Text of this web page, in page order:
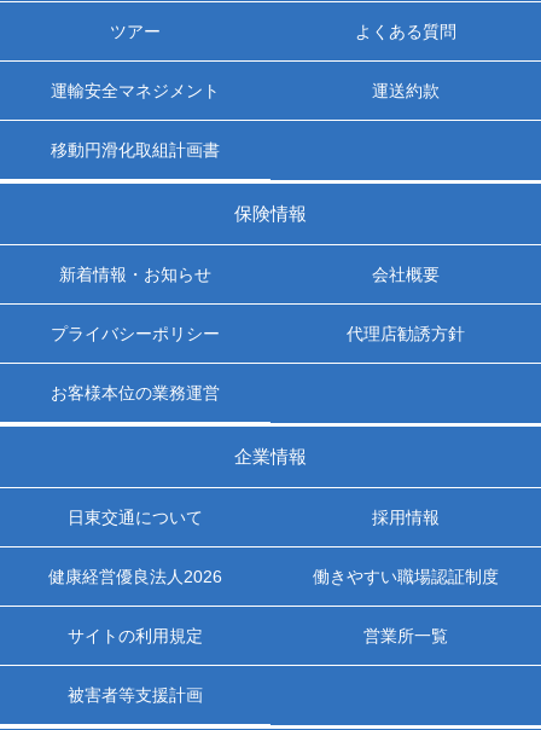
ツアー よくある質問
運輸安全マネジメント 運送約款
移動円滑化取組計画書
保険情報
新着情報・お知らせ 会社概要
プライバシーポリシー 代理店勧誘方針
お客様本位の業務運営
企業情報
日東交通について 採用情報
健康経営優良法人2026 働きやすい職場認証制度
サイトの利用規定 営業所一覧
被害者等支援計画